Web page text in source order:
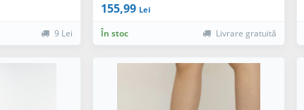
9 Lei
155,99 Lei
În stoc Livrare gratuită